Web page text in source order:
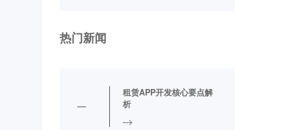
热门新闻
租赁APP开发核心要点解
析